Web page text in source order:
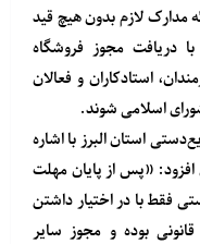
مدارک لازم بدون هیچ قید
دریافت مجوز فروشگاه
استادکاران و فعالان
استان البرز با اشاره
افزود: «پس از پایان مهلت
فقط با در اختیار داشتن
بوده و‌ مجوز سایر